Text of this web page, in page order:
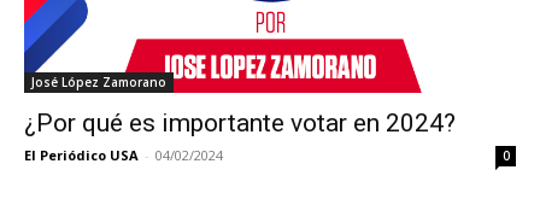
José López Zamorano
¿Por qué es importante votar en 2024?
El Periódico USA - 04/02/2024 0